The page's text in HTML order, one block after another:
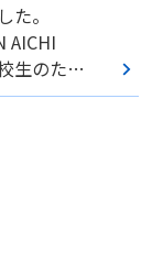
。
AICHI
生のた…
keyboard_arrow_right